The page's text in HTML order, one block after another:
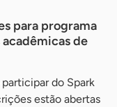
para programa
de
do Spark
estão abertas